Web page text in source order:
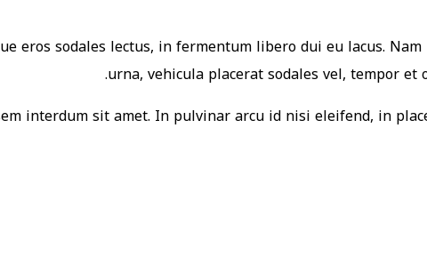
eros sodales lectus, in fermentum libero dui eu lacus.
urna, vehicula placerat sodales vel, tempor
interdum sit amet. In pulvinar arcu id nisi eleifend, in